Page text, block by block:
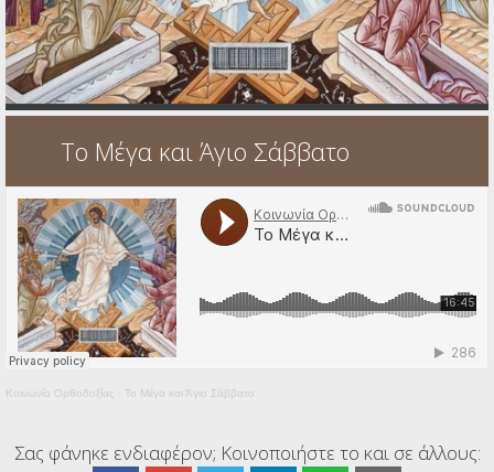
Ηχητικά
Το Μέγα και Άγιο Σάββατο
Κοινωνία Ορθοδοξίας · Το Μέγα και Άγιο Σάββατο
Σας φάνηκε ενδιαφέρον; Κοινοποιήστε το και σε άλλους: